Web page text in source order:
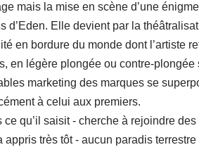
mais la mise en scène d’une
d’Eden. Elle devient par la
en bordure du monde dont l’artiste
en légère plongée ou contre-plongée
marketing des marques se
à celui aux premiers.
ce qu’il saisit - cherche à rejoindre
appris très tôt - aucun paradis